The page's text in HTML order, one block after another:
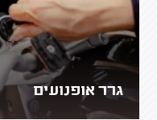
גרר אופנועים